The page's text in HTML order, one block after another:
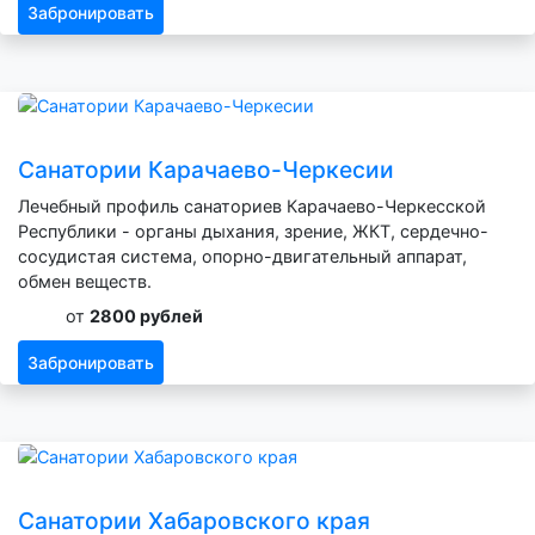
Забронировать
Санатории Карачаево-Черкесии
Лечебный профиль санаториев Карачаево-Черкесской
Республики - органы дыхания, зрение, ЖКТ, сердечно-
сосудистая система, опорно-двигательный аппарат,
обмен веществ.
от 2800 рублей
Забронировать
Санатории Хабаровского края